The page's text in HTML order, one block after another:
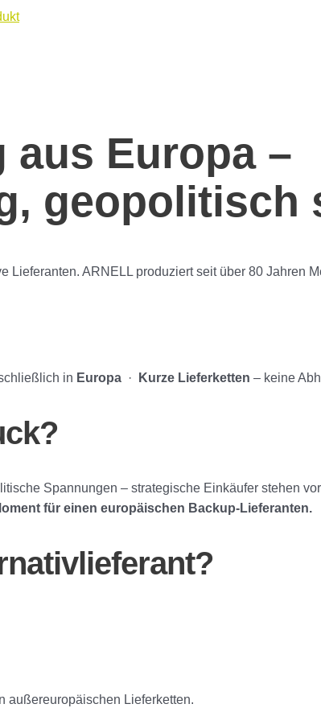
Europa –
geopolitisch
Lieferanten. ARNELL produziert seit über 80 Jahren
in Europa · Kurze Lieferketten – keine
Spannungen – strategische Einkäufer stehen
für einen europäischen Backup-Lieferanten.
außereuropäischen Lieferketten.